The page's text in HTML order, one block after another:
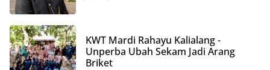
KWT Mardi Rahayu Kalialang -
Unperba Ubah Sekam Jadi Arang
Briket